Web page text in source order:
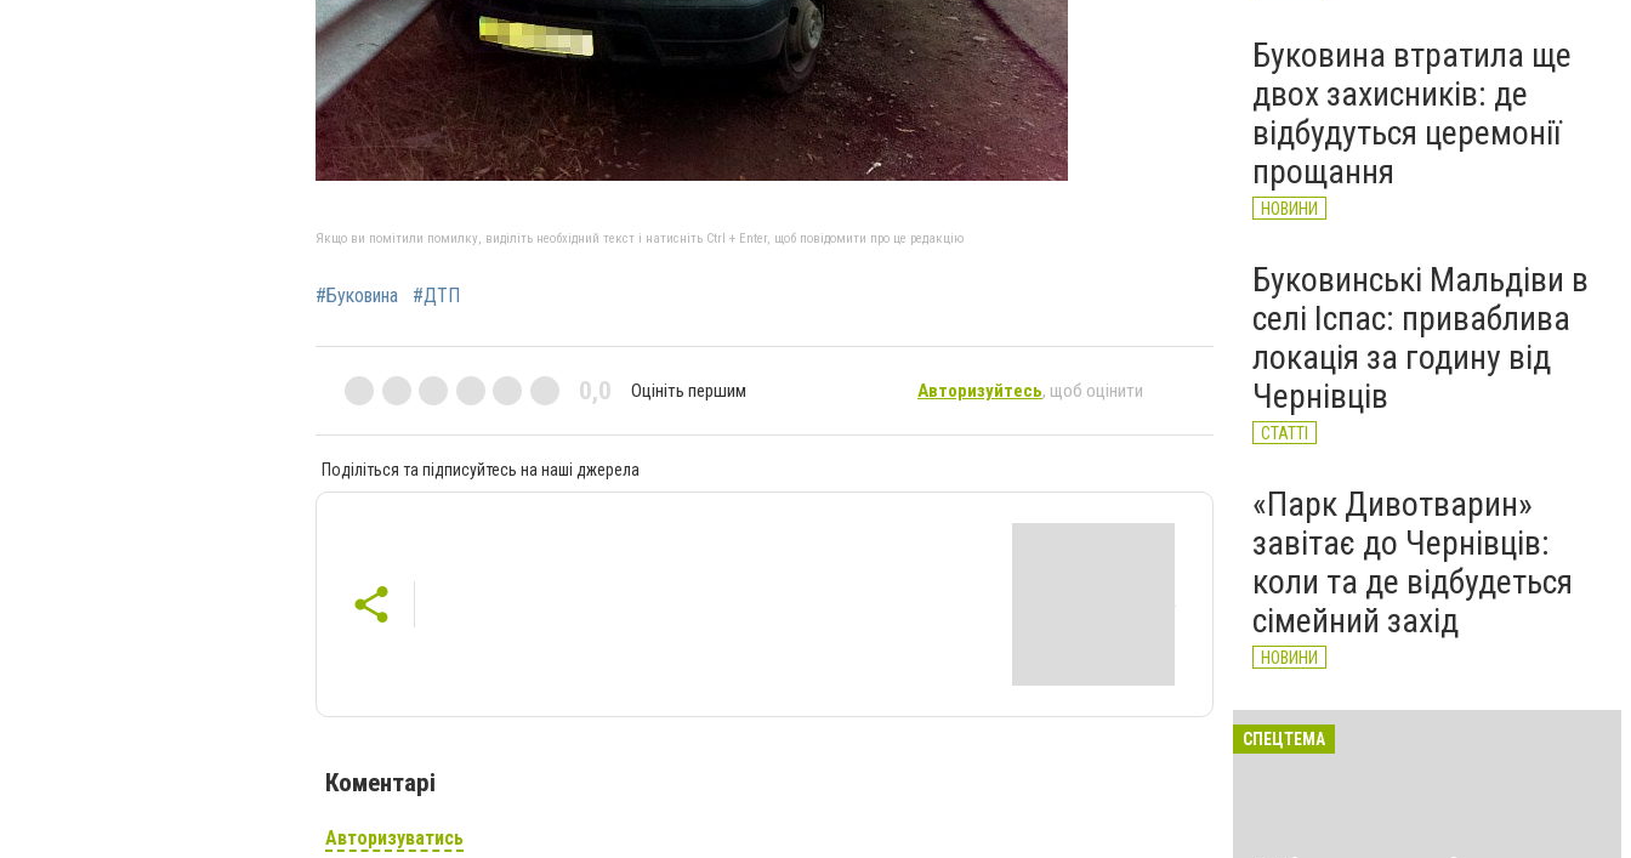
Якщо ви помітили помилку, виділіть необхідний текст і натисніть Ctrl + Enter, щоб повідомити про це редакцію
#Буковина #ДТП
0,0 Оцініть першим Авторизуйтесь, щоб оцінити
Поділіться та підписуйтесь на наші джерела
Коментарі
Авторизуватись
Буковина втратила ще
двох захисників: де
відбудуться церемонії
прощання
НОВИНИ
Буковинські Мальдіви в
селі Іспас: приваблива
локація за годину від
Чернівців
СТАТТІ
«Парк Дивотварин»
завітає до Чернівців:
коли та де відбудеться
сімейний захід
НОВИНИ
СПЕЦТЕМА